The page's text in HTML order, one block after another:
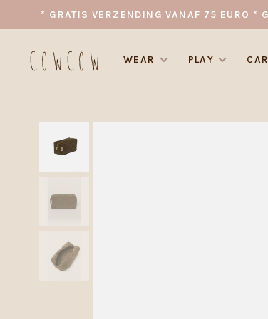
* GRATIS VERZENDING VANAF 75 EURO *
WEAR PLAY